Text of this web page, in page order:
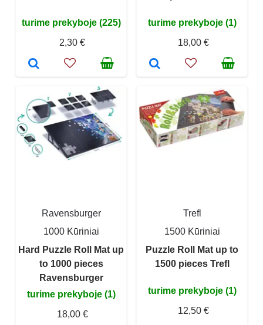
turime prekyboje (225)
2,30 €
turime prekyboje (1)
18,00 €
Ravensburger
1000 Kūriniai
Hard Puzzle Roll Mat up
to 1000 pieces
Ravensburger
turime prekyboje (1)
18,00 €
Trefl
1500 Kūriniai
Puzzle Roll Mat up to
1500 pieces Trefl
turime prekyboje (1)
12,50 €